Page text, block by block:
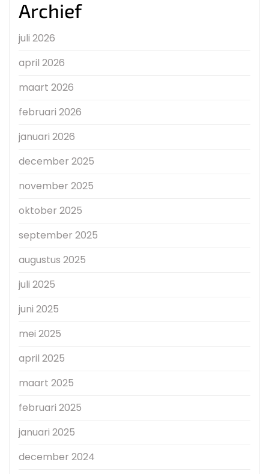
Archief
juli 2026
april 2026
maart 2026
februari 2026
januari 2026
december 2025
november 2025
oktober 2025
september 2025
augustus 2025
juli 2025
juni 2025
mei 2025
april 2025
maart 2025
februari 2025
januari 2025
december 2024